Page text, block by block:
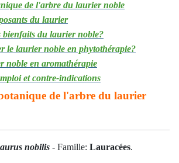
de l'arbre du laurier noble
du laurier
bienfaits du laurier noble?
le laurier noble en phytothérapie?
noble en aromathérapie
et contre-indications
de l'arbre du laurier
nobilis - Famille: Lauracées.